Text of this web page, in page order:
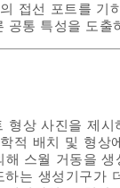
접선 포트를
공통 특성을 도출
형상 사진을 제시
적 배치 및 형
스월 거동을
는 생성기구가